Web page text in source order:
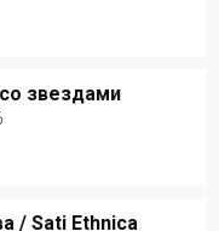
звездами
/ Sati Ethnica